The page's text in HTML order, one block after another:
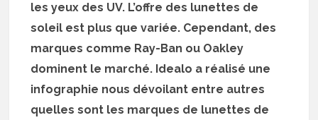
les yeux des UV. L’offre des lunettes de
soleil est plus que variée. Cependant, des
marques comme Ray-Ban ou Oakley
dominent le marché. Idealo a réalisé une
infographie nous dévoilant entre autres
quelles sont les marques de lunettes de